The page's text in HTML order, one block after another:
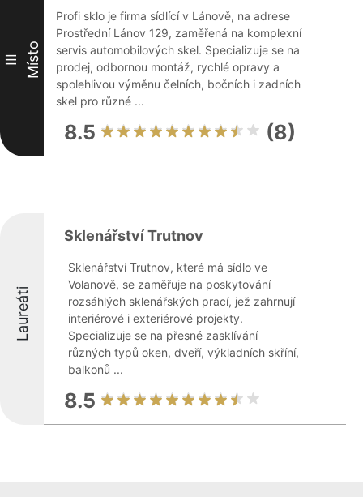
III Místo
Profi sklo je firma sídlící v Lánově, na adrese
Prostřední Lánov 129, zaměřená na komplexní
servis automobilových skel. Specializuje se na
prodej, odbornou montáž, rychlé opravy a
spolehlivou výměnu čelních, bočních i zadních
skel pro různé ...
8.5 (8)
Laureáti
Sklenářství Trutnov
Sklenářství Trutnov, které má sídlo ve
Volanově, se zaměřuje na poskytování
rozsáhlých sklenářských prací, jež zahrnují
interiérové i exteriérové projekty.
Specializuje se na přesné zasklívání
různých typů oken, dveří, výkladních skříní,
balkonů ...
8.5